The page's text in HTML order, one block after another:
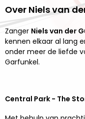
Over Niels van
Zanger Niels van der
kennen elkaar al lang
onder meer de liefde
Garfunkel.
Central Park - The